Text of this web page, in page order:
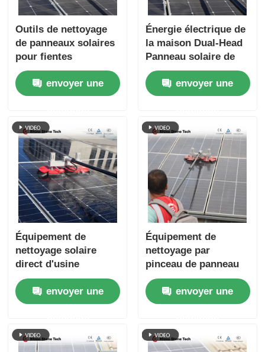
Outils de nettoyage
de panneaux solaires
pour fientes
d'oiseaux, machine
de nettoyage portable
avec alimentation en
envoyer une
Énergie électrique de
la maison Dual-Head
Panneau solaire de
nettoyage brosse
brosse
photovoltaïque avec
à passage d'eau
envoyer une
Équipement de
nettoyage solaire
direct d'usine
Pinceau de nettoyage
de panneau
photovoltaïque
tête Pinceau de
nettoyage de panneau
envoyer une
Équipement de
nettoyage par
pinceau de panneau
solaire semi-
automatique pour la
maintenance des
photovoltaïques
envoyer une